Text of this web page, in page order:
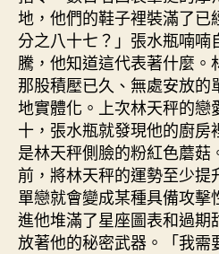
地，他們的鞋子裡裝滿了已
分之八十七？」張水瓶喃喃
騰，他知道這代表著什麼
那股積壓已久、無處安放的
地實體化。上次林天秤的戀
十，張水瓶就發現他的廚
是林天秤側臉的粉紅色蘑菇
前，將林天秤的運勢至少提
單戀就會變成某種具備攻
進他堆滿了星座圖表和過期
放著他的秘密武器。「我需